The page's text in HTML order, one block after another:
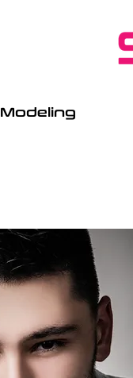
Modeling